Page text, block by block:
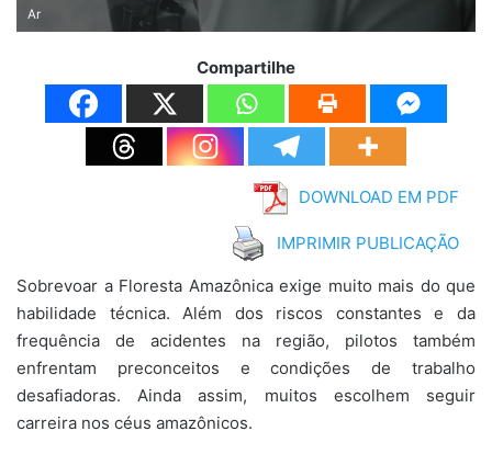
Ar
Compartilhe
DOWNLOAD EM PDF
IMPRIMIR PUBLICAÇÃO
Sobrevoar a Floresta Amazônica exige muito mais do que
habilidade técnica. Além dos riscos constantes e da
frequência de acidentes na região, pilotos também
enfrentam preconceitos e condições de trabalho
desafiadoras. Ainda assim, muitos escolhem seguir
carreira nos céus amazônicos.